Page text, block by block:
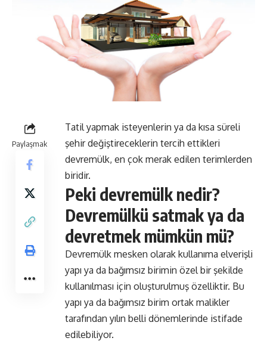
Paylaşmak
Tatil yapmak isteyenlerin ya da kısa süreli
şehir değiştireceklerin tercih ettikleri
devremülk, en çok merak edilen terimlerden
biridir.
Peki devremülk nedir?
Devremülkü satmak ya da
devretmek mümkün mü?
Devremülk mesken olarak kullanıma elverişli
yapı ya da bağımsız birimin özel bir şekilde
kullanılması için oluşturulmuş özelliktir. Bu
yapı ya da bağımsız birim ortak malikler
tarafından yılın belli dönemlerinde istifade
edilebiliyor.